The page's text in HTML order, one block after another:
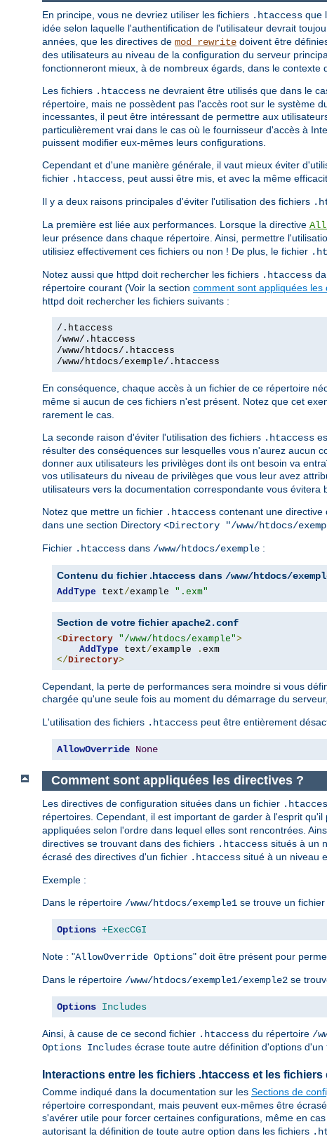
En principe, vous ne devriez utiliser les fichiers .htaccess que
idée selon laquelle l'authentification de l'utilisateur devrait
années, que les directives de mod_rewrite doivent être
des utilisateurs au niveau de la configuration du serveur
fonctionneront mieux, à de nombreux égards, dans le contexte
Les fichiers .htaccess ne devraient être utilisés que dans le
répertoire, mais ne possèdent pas l'accès root sur le système
incessantes, il peut être intéressant de permettre aux
particulièrement vrai dans le cas où le fournisseur d'accès à
puissent modifier eux-mêmes leurs configurations.
Cependant et d'une manière générale, il vaut mieux éviter
fichier .htaccess, peut aussi être mis, et avec la même
Il y a deux raisons principales d'éviter l'utilisation des fichiers
La première est liée aux performances. Lorsque la directive
leur présence dans chaque répertoire. Ainsi, permettre
utilisiez effectivement ces fichiers ou non ! De plus, le fichier
Notez aussi que httpd doit rechercher les fichiers .htaccess
répertoire courant (Voir la section comment sont appliquées les
httpd doit rechercher les fichiers suivants :
/.htaccess
/www/.htaccess
/www/htdocs/.htaccess
/www/htdocs/exemple/.htaccess
En conséquence, chaque accès à un fichier de ce répertoire
même si aucun de ces fichiers n'est présent. Notez que cet
rarement le cas.
La seconde raison d'éviter l'utilisation des fichiers .htaccess
résulter des conséquences sur lesquelles vous n'aurez aucun
donner aux utilisateurs les privilèges dont ils ont besoin va
vos utilisateurs du niveau de privilèges que vous leur avez
utilisateurs vers la documentation correspondante vous évitera
Notez que mettre un fichier .htaccess contenant une directive
dans une section Directory <Directory "/www/htdocs/
Fichier .htaccess dans /www/htdocs/exemple :
Contenu du fichier .htaccess dans /www/htdocs/
AddType text/example ".exm"
Section de votre fichierapache2.conf
<Directory "/www/htdocs/example">
AddType text/example .
</Directory>
Cependant, la perte de performances sera moindre si vous
chargée qu'une seule fois au moment du démarrage du
L'utilisation des fichiers .htaccess peut être entièrement
AllowOverride None
Comment sont appliquées les directives ?
Les directives de configuration situées dans un fichier
répertoires. Cependant, il est important de garder à l'esprit qu'il
appliquées selon l'ordre dans lequel elles sont rencontrées.
directives se trouvant dans des fichiers .htaccess situés à un
écrasé des directives d'un fichier .htaccess situé à un niveau
Exemple :
Dans le répertoire /www/htdocs/exemple1 se trouve un fichier
Options +ExecCGI
Note : "AllowOverride Options" doit être présent pour
Dans le répertoire /www/htdocs/exemple1/exemple2 se
Options Includes
Ainsi, à cause de ce second fichier .htaccess du répertoire /
Options Includes écrase toute autre définition d'options d'un
Interactions entre les fichiers .htaccess et les
Comme indiqué dans la documentation sur les Sections de
répertoire correspondant, mais peuvent eux-mêmes être
s'avérer utile pour forcer certaines configurations, même en
autorisant la définition de toute autre option dans les fichiers